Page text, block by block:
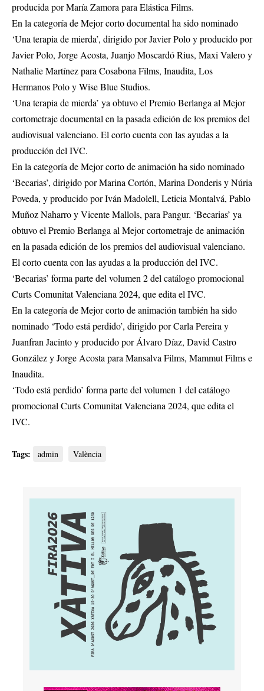
producida por María Zamora para Elástica Films.
En la categoría de Mejor corto documental ha sido nominado
‘Una terapia de mierda’, dirigido por Javier Polo y producido por
Javier Polo, Jorge Acosta, Juanjo Moscardó Rius, Maxi Valero y
Nathalie Martínez para Cosabona Films, Inaudita, Los
Hermanos Polo y Wise Blue Studios.
‘Una terapia de mierda’ ya obtuvo el Premio Berlanga al Mejor
cortometraje documental en la pasada edición de los premios del
audiovisual valenciano. El corto cuenta con las ayudas a la
producción del IVC.
En la categoría de Mejor corto de animación ha sido nominado
‘Becarias’, dirigido por Marina Cortón, Marina Donderis y Núria
Poveda, y producido por Iván Madolell, Leticia Montalvá, Pablo
Muñoz Naharro y Vicente Mallols, para Pangur. ‘Becarias’ ya
obtuvo el Premio Berlanga al Mejor cortometraje de animación
en la pasada edición de los premios del audiovisual valenciano.
El corto cuenta con las ayudas a la producción del IVC.
‘Becarias’ forma parte del volumen 2 del catálogo promocional
Curts Comunitat Valenciana 2024, que edita el IVC.
En la categoría de Mejor corto de animación también ha sido
nominado ‘Todo está perdido’, dirigido por Carla Pereira y
Juanfran Jacinto y producido por Álvaro Díaz, David Castro
González y Jorge Acosta para Mansalva Films, Mammut Films e
Inaudita.
‘Todo está perdido’ forma parte del volumen 1 del catálogo
promocional Curts Comunitat Valenciana 2024, que edita el
IVC.
Tags: admin València